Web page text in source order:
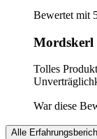
Bewertet mit
Mordskerl
Tolles
War diese
Alle